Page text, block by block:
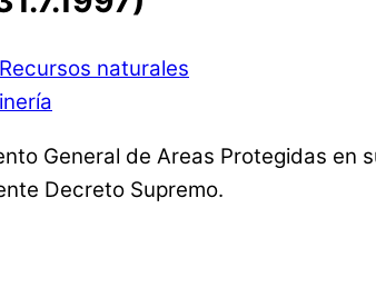
Recursos naturales
General de Areas Protegidas
Decreto Supremo.